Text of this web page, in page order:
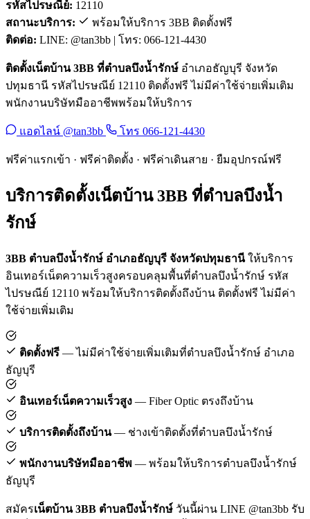
รหัสไปรษณีย์: 12110
สถานะบริการ:
พร้อมให้บริการ 3BB ติดตั้งฟรี
ติดต่อ: LINE: @tan3bb | โทร: 066-121-4430
ติดตั้งเน็ตบ้าน 3BB ที่ตำบลบึงน้ำรักษ์ อำเภอธัญบุรี จังหวัด
ปทุมธานี รหัสไปรษณีย์ 12110 ติดตั้งฟรี ไม่มีค่าใช้จ่ายเพิ่มเติม
พนักงานบริษัทมืออาชีพพร้อมให้บริการ
แอดไลน์ @tan3bb โทร 066-121-4430
ฟรีค่าแรกเข้า · ฟรีค่าติดตั้ง · ฟรีค่าเดินสาย · ยืมอุปกรณ์ฟรี
บริการติดตั้งเน็ตบ้าน 3BB ที่ตำบลบึงน้ำ
รักษ์
3BB ตำบลบึงน้ำรักษ์ อำเภอธัญบุรี จังหวัดปทุมธานีให้บริการ
อินเทอร์เน็ตความเร็วสูงครอบคลุมพื้นที่ตำบลบึงน้ำรักษ์ รหัส
ไปรษณีย์ 12110 พร้อมให้บริการติดตั้งถึงบ้าน ติดตั้งฟรี ไม่มีค่า
ใช้จ่ายเพิ่มเติม
ติดตั้งฟรี — ไม่มีค่าใช้จ่ายเพิ่มเติมที่ตำบลบึงน้ำรักษ์ อำเภอ
ธัญบุรี
อินเทอร์เน็ตความเร็วสูง — Fiber Optic ตรงถึงบ้าน
บริการติดตั้งถึงบ้าน— ช่างเข้าติดตั้งที่ตำบลบึงน้ำรักษ์
พนักงานบริษัทมืออาชีพ — พร้อมให้บริการตำบลบึงน้ำรักษ์
ธัญบุรี
สมัครเน็ตบ้าน 3BB ตำบลบึงน้ำรักษ์ วันนี้ผ่าน LINE @tan3bb รับ